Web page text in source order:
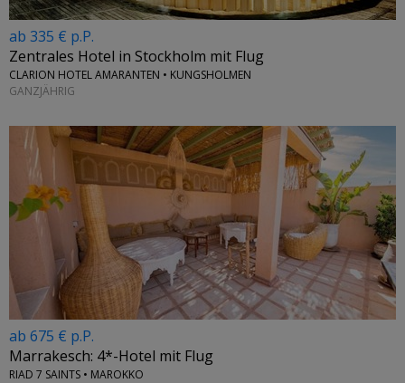
ab 335 € p.P.
Zentrales Hotel in Stockholm mit Flug
CLARION HOTEL AMARANTEN • KUNGSHOLMEN
GANZJÄHRIG
ab 675 € p.P.
Marrakesch: 4*-Hotel mit Flug
RIAD 7 SAINTS • MAROKKO